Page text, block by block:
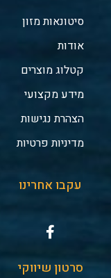
סיטונאות מזון
אודות
קטלוג מוצרים
מידע מקצועי
הצהרת נגישות
מדיניות פרטיות
עקבו אחרינו
סרטון שיווקי